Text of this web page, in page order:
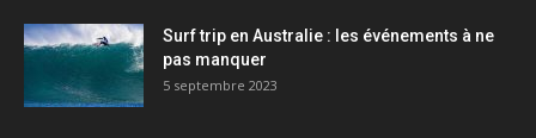
Surf trip en Australie : les événements à ne
pas manquer
5 septembre 2023